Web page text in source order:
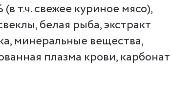
т.ч. свежее куриное мясо),
белая рыба, экстракт
минеральные вещества,
плазма крови, карбонат